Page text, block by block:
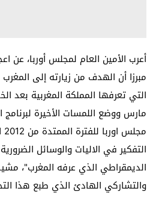
أعرب الأمين العام لمجلس أوربا، عن
مبرزا أن الهدف من زيارته إلى
التي تعرفها المملكة المغربية بعد
مارس ووضع اللمسات الأخيرة لبرنامج
التفكير في الاليات والوسائل
الديمقراطي الذي عرفه المغرب"،
والتشاركي الهادئ الذي طبع هذا